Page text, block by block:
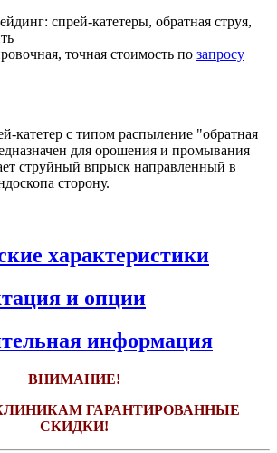
точная стоимость по запросу
катетер с типом распыление "обратная
для орошения и промывания
струйный впрыск направленный в
сторону.
характеристики
и опции
информация
ВНИМАНИЕ!
ГАРАНТИРОВАННЫЕ
СКИДКИ!